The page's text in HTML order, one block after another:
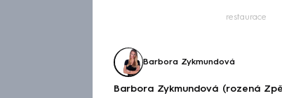
restaurace
Barbora Zykmundová
Barbora Zykmundová (rozená